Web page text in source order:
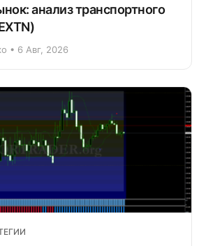
анализ транспортного
• 6 Авг, 2026